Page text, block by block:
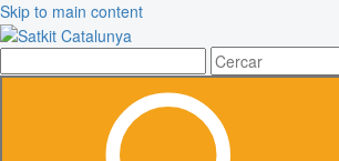
Skip to main content